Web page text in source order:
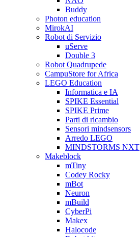
Buddy
Photon education
MirokAI
Robot di Servizio
uServe
Double 3
Robot Quadrupede
CampuStore for Africa
LEGO Education
Informatica e IA
SPIKE Essential
SPIKE Prime
Parti di ricambio
Sensori mindsensors
Arredo LEGO
MINDSTORMS NXT
Makeblock
mTiny
Codey Rocky
mBot
Neuron
mBuild
CyberPi
Makex
Halocode